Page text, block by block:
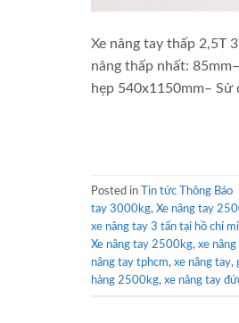
Xe nâng tay thấp 2,5T
nâng thấp nhất:
hẹp 540x1150mm– Sử
Posted in Tin tức Thông Báo
tay 3000kg, Xe nâng tay
xe nâng tay 3 tấn tại hồ chí
Xe nâng tay 2500kg, xe
nâng tay tphcm, xe nâng tay,
hàng 2500kg, xe nâng tay